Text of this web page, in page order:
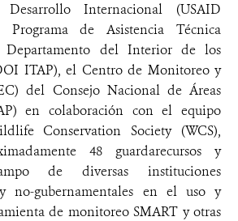
Internacional (USAID
de Asistencia Técnica
Departamento del Interior de los
ITAP), el Centro de Monitoreo y
del Consejo Nacional de Áreas
en colaboración con el equipo
Conservation Society (WCS),
48 guardarecursos y
de diversas instituciones
y no-gubernamentales en el uso y
de monitoreo SMART y otras